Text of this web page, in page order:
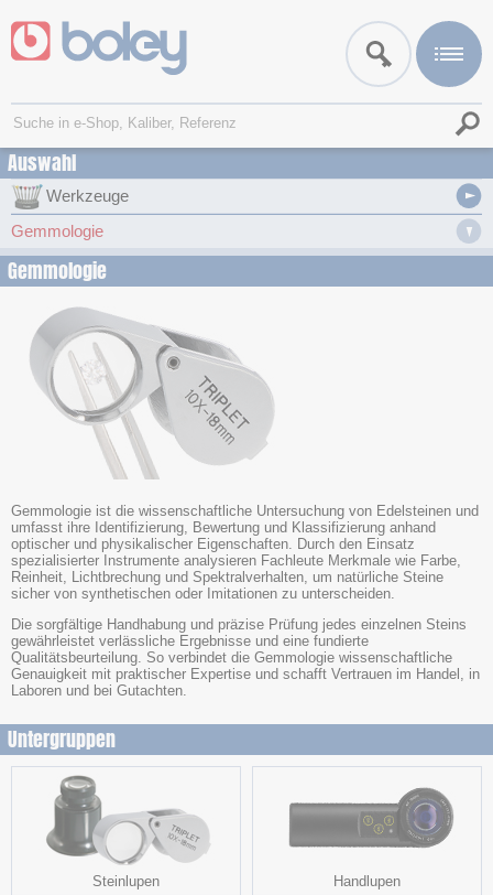
Auswahl
Werkzeuge
Gemmologie
Gemmologie
Gemmologie ist die wissenschaftliche Untersuchung von Edelsteinen und
umfasst ihre Identifizierung, Bewertung und Klassifizierung anhand
optischer und physikalischer Eigenschaften. Durch den Einsatz
spezialisierter Instrumente analysieren Fachleute Merkmale wie Farbe,
Reinheit, Lichtbrechung und Spektralverhalten, um natürliche Steine
sicher von synthetischen oder Imitationen zu unterscheiden.
Die sorgfältige Handhabung und präzise Prüfung jedes einzelnen Steins
gewährleistet verlässliche Ergebnisse und eine fundierte
Qualitätsbeurteilung. So verbindet die Gemmologie wissenschaftliche
Genauigkeit mit praktischer Expertise und schafft Vertrauen im Handel, in
Laboren und bei Gutachten.
Untergruppen
Steinlupen Handlupen